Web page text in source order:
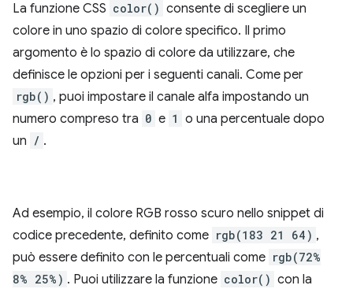
La funzione CSS color() consente di scegliere un
colore in uno spazio di colore specifico. Il primo
argomento è lo spazio di colore da utilizzare, che
definisce le opzioni per i seguenti canali. Come per
rgb() , puoi impostare il canale alfa impostando un
numero compreso tra 0 e 1 o una percentuale dopo
un / .
Ad esempio, il colore RGB rosso scuro nello snippet di
codice precedente, definito come rgb(183 21 64) ,
può essere definito con le percentuali come rgb(72%
8% 25%) . Puoi utilizzare la funzione color() con la